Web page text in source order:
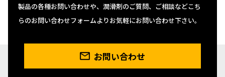
製品の各種お問い合わせや、潤滑剤のご質問、ご相談などこち
らのお問い合わせフォームよりお気軽にお問い合わせ下さい。
お問い合わせ